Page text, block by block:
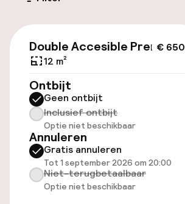
Toegankelijkheid
Lift
Zwemmen & wellness
Fitnessruimte / gym
€ 650
Double Accesible Premium
12 m²
Ontbijt
Geen ontbijt
Inclusief ontbijt
Optie niet beschikbaar
Annuleren
Gratis annuleren
Tot 1 september 2026 om 20:00
Niet-terugbetaalbaar
Optie niet beschikbaar